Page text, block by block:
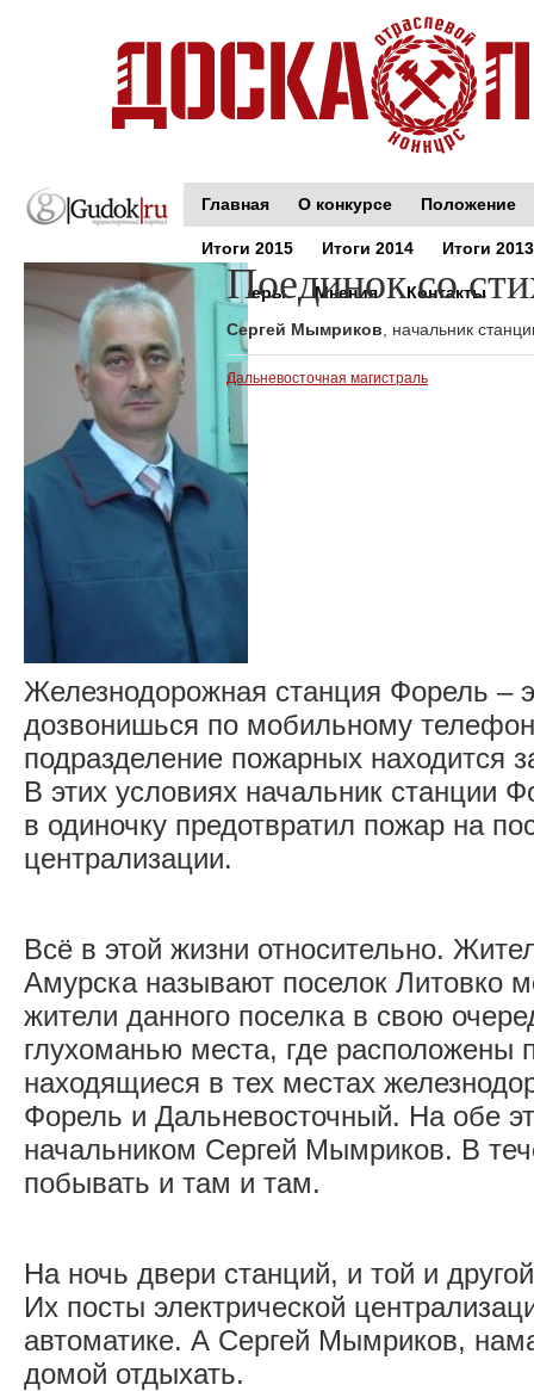
Главная О конкурсе Положение
Итоги 2015 Итоги 2014 Итоги 2013
Партнеры Мнения Контакты
Поединок со
Сергей Мымриков , начальник
Дальневосточная магистраль
Железнодорожная станция Форель –
дозвонишься по мобильному
подразделение пожарных находится
В этих условиях начальник станции
в одиночку предотвратил пожар на
централизации.
Всё в этой жизни относительно.
Амурска называют поселок Литовко
жители данного поселка в свою
глухоманью места, где расположены
находящиеся в тех местах
Форель и Дальневосточный. На обе
начальником Сергей Мымриков. В
побывать и там и там.
На ночь двери станций, и той и
Их посты электрической
автоматике. А Сергей Мымриков,
домой отдыхать.